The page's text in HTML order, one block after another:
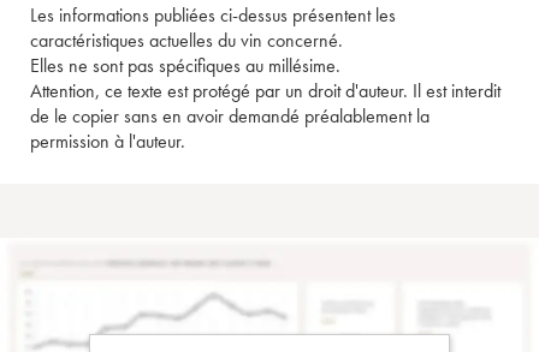
Les informations publiées ci-dessus présentent les
caractéristiques actuelles du vin concerné.
Elles ne sont pas spécifiques au millésime.
Attention, ce texte est protégé par un droit d'auteur. Il est interdit
de le copier sans en avoir demandé préalablement la
permission à l'auteur.